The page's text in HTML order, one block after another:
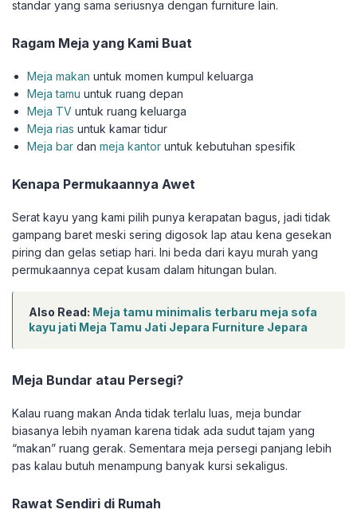
standar yang sama seriusnya dengan furniture lain.
Ragam Meja yang Kami Buat
Meja makan untuk momen kumpul keluarga
Meja tamu untuk ruang depan
Meja TV untuk ruang keluarga
Meja rias untuk kamar tidur
Meja bar danmeja kantor untuk kebutuhan spesifik
Kenapa Permukaannya Awet
Serat kayu yang kami pilih punya kerapatan bagus, jadi tidak
gampang baret meski sering digosok lap atau kena gesekan
piring dan gelas setiap hari. Ini beda dari kayu murah yang
permukaannya cepat kusam dalam hitungan bulan.
Also Read: Meja tamu minimalis terbaru meja sofa
kayu jati Meja Tamu Jati Jepara Furniture Jepara
Meja Bundar atau Persegi?
Kalau ruang makan Anda tidak terlalu luas, meja bundar
biasanya lebih nyaman karena tidak ada sudut tajam yang
“makan” ruang gerak. Sementara meja persegi panjang lebih
pas kalau butuh menampung banyak kursi sekaligus.
Rawat Sendiri di Rumah